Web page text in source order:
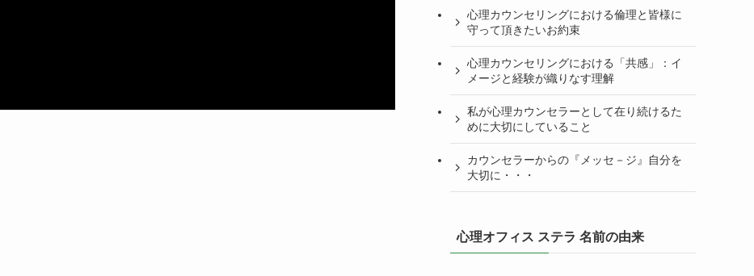
心理カウンセリングにおける倫理と皆様に
守って頂きたいお約束
心理カウンセリングにおける「共感」：イ
メージと経験が織りなす理解
私が心理カウンセラーとして在り続けるた
めに大切にしていること
カウンセラーからの『メッセ－ジ』自分を
大切に・・・
心理オフィス ステラ 名前の由来